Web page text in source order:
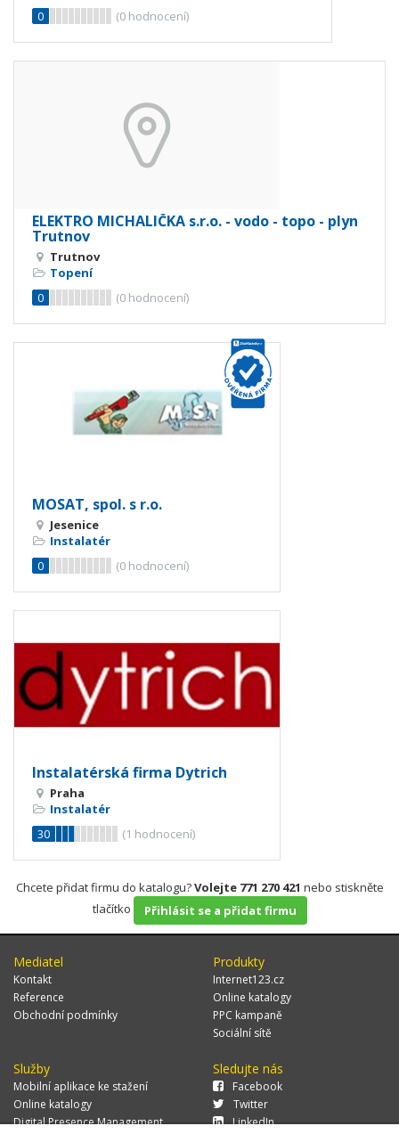
0
(0 hodnocení)
ELEKTRO MICHALIČKA s.r.o. - vodo - topo - plyn
Trutnov
Trutnov
Topení
0
(0 hodnocení)
MOSAT, spol. s r.o.
Jesenice
Instalatér
0
(0 hodnocení)
Instalatérská firma Dytrich
Praha
Instalatér
30
(1 hodnocení)
Chcete přidat firmu do katalogu?Volejte 771 270 421 nebo stiskněte
tlačítko
Přihlásit se a přidat firmu
Mediatel
Kontakt
Reference
Obchodní podmínky
Produkty
Internet123.cz
Online katalogy
PPC kampaně
Sociální sítě
Služby
Mobilní aplikace ke stažení
Online katalogy
Digital Presence Management
Sledujte nás
Facebook
Twitter
LinkedIn